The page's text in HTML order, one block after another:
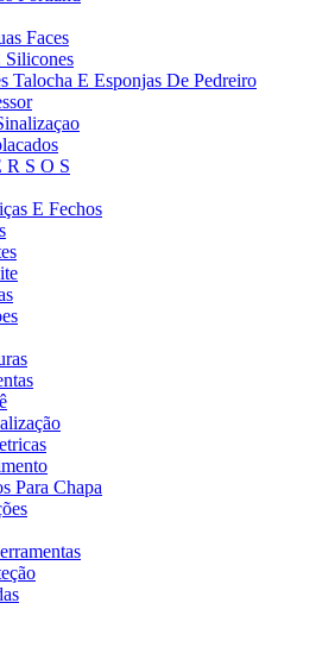
Faces
Silicones
Talocha E Esponjas De Pedreiro
S O S
E Fechos
Para Chapa